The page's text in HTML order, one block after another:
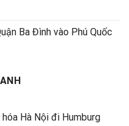
Ba Đình vào Phú Quốc
hóa Hà Nội đi Humburg